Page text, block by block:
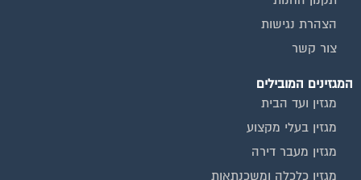
הצהרת נגישות
צור קשר
המגזינים המובילים
מגזין ועד הבית
מגזין בעלי מקצוע
מגזין מעבר דירה
מגזין כלכלה ומשכנתאות